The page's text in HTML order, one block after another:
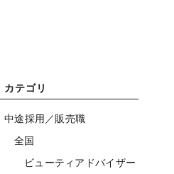
カテゴリ
中途採用／販売職
全国
ビューティアドバイザー